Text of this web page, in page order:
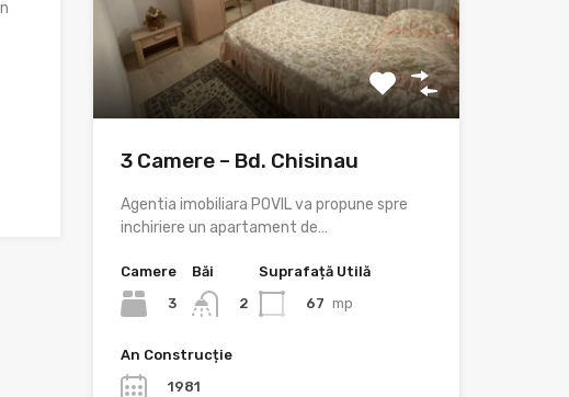
3 Camere – Bd. Chisinau
Agentia imobiliara POVIL va propune spre
inchiriere un apartament de…
Camere
3
Băi
2
Suprafață Utilă
67 mp
An Construcție
1981